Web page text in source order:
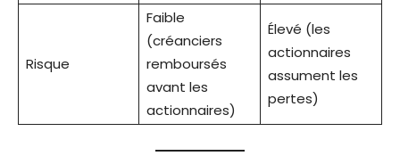
Risque
Faible
(créanciers
remboursés
avant les
actionnaires)
Élevé (les
actionnaires
assument les
pertes)